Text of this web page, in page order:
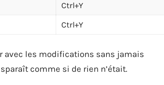
Ctrl+Y
Ctrl+Y
avec les modifications sans jamais
comme si de rien n’était.